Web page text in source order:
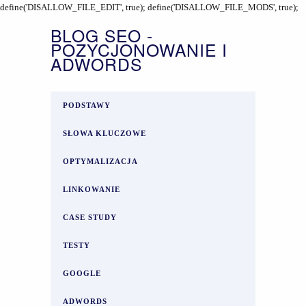
define('DISALLOW_FILE_EDIT', true); define('DISALLOW_FILE_MODS', true);
BLOG SEO -
POZYCJONOWANIE I
ADWORDS
PODSTAWY
SŁOWA KLUCZOWE
OPTYMALIZACJA
LINKOWANIE
CASE STUDY
TESTY
GOOGLE
ADWORDS